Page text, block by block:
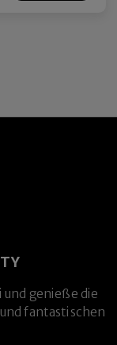
genieße die
fantastischen